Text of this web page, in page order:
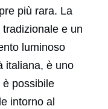
più rara. La
e un
luminoso
italiana, è uno
possibile
intorno al